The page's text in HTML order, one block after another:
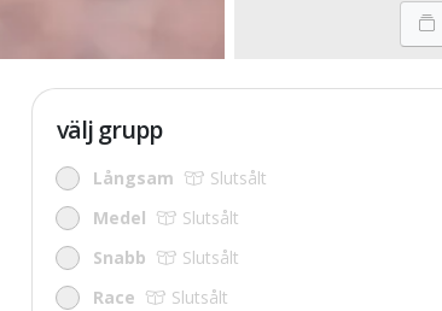
välj grupp
Långsam Slutsålt
Medel
Slutsålt
Snabb
Slutsålt
Race
Slutsålt